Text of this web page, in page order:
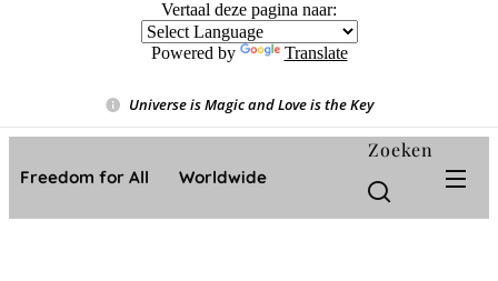
Vertaal deze pagina naar:
Powered by Translate
Universe is Magic and Love is the Key❤️
Freedom for All ❤️ Worldwide
Zoeken